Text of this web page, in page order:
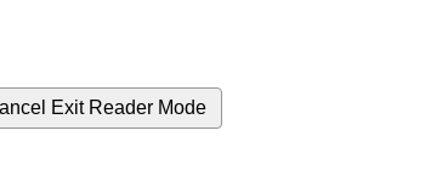
Exit Reader Mode